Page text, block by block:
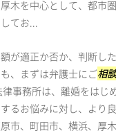
木を中心として、都市
てお...
が適正か否か、判断し
、まずは弁護士にご相談
事務所は、離婚をはじ
るお悩みに対し、より
市、町田市、横浜、厚